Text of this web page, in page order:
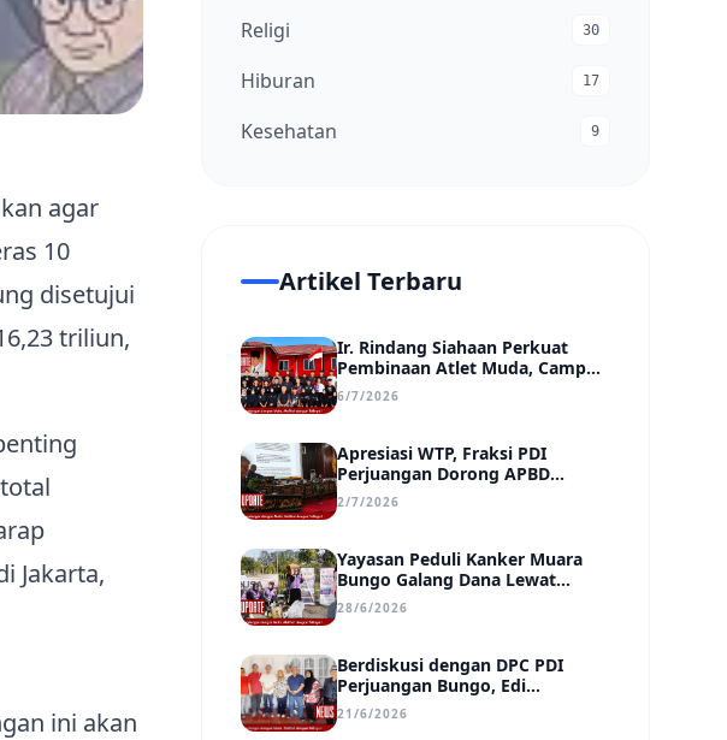
agar
10
disetujui
triliun,
Jakarta,
ini akan
Religi 30
Hiburan 17
Kesehatan 9
Artikel Terbaru
Ir. Rindang Siahaan Perkuat
Pembinaan Atlet Muda, Camp
MSC Siapkan Generasi Juara
Hadapi Kejuaraan Regional
6/7/2026
Apresiasi WTP, Fraksi PDI
Perjuangan Dorong APBD
Kabupaten Bungo Lebih Efektif,
Transparan, dan Berdampak
2/7/2026
Yayasan Peduli Kanker Muara
Bungo Galang Dana Lewat
UMKM di Car Free Day, Ir.
Rindang Siahaan Beri Apresiasi
28/6/2026
Berdiskusi dengan DPC PDI
Perjuangan Bungo, Edi
Purwanto Uraikan Poin-Poin
Urgensi yang Perlu Disadari
21/6/2026